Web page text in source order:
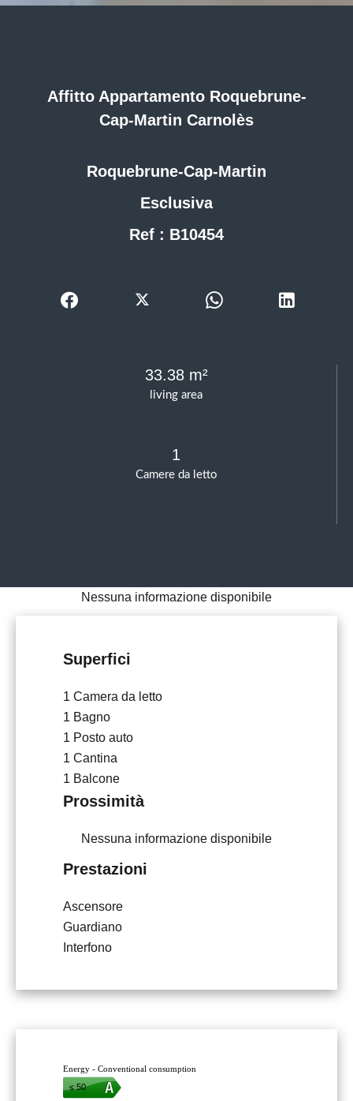
living area
33.38 m²
Camere da letto
1
Affitto Appartamento Roquebrune-
Cap-Martin Carnolès
Roquebrune-Cap-Martin
Esclusiva
Ref : B10454
Nessuna informazione disponibile
Superfici
1 Camera da letto
1 Bagno
1 Posto auto
1 Cantina
1 Balcone
Prossimità
Nessuna informazione disponibile
Prestazioni
Ascensore
Guardiano
Interfono